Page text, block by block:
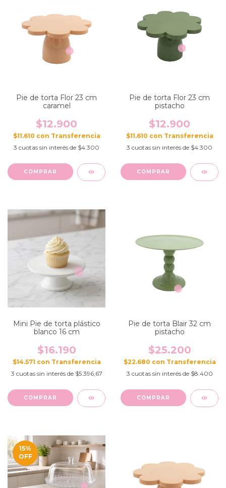
Pie de torta Flor 23 cm
caramel
$12.900
$11.610 con
3 cuotas sin interés de $4.300
Pie de torta Flor 23 cm
pistacho
$12.900
$11.610 con
3 cuotas sin interés de $4.300
Mini Pie de torta plástico
blanco 16 cm
$16.190
$14.571 con
3 cuotas sin interés de $5.396,67
Pie de torta Blair 32 cm
pistacho
$25.200
$22.680 con
3 cuotas sin interés de $8.400
15%
OFF